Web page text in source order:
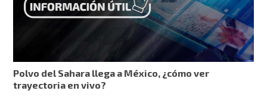
Polvo del Sahara llega a México, ¿cómo ver
trayectoria en vivo?